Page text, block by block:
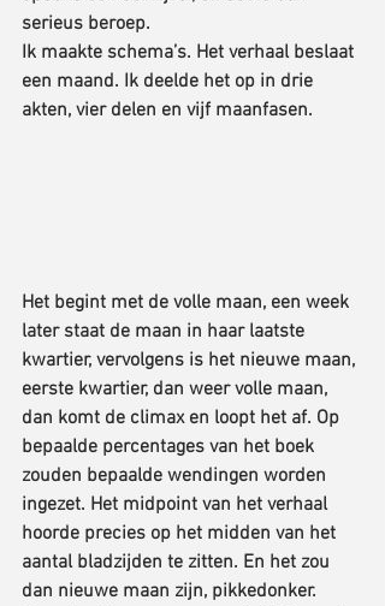
serieus beroep.
Ik maakte schema’s. Het verhaal beslaat
een maand. Ik deelde het op in drie
akten, vier delen en vijf maanfasen.
Het begint met de volle maan, een week
later staat de maan in haar laatste
kwartier, vervolgens is het nieuwe maan,
eerste kwartier, dan weer volle maan,
dan komt de climax en loopt het af. Op
bepaalde percentages van het boek
zouden bepaalde wendingen worden
ingezet. Het midpoint van het verhaal
hoorde precies op het midden van het
aantal bladzijden te zitten. En het zou
dan nieuwe maan zijn, pikkedonker.